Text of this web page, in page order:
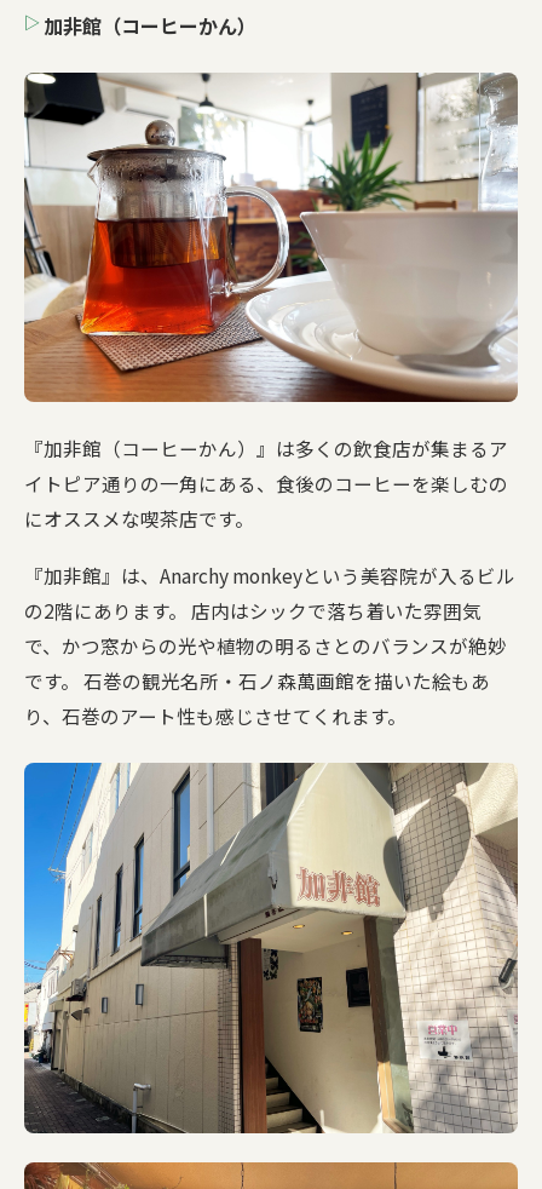
加非館（コーヒーかん）
『加非館（コーヒーかん）』は多くの飲食店が集まるア
イトピア通りの一角にある、食後のコーヒーを楽しむの
にオススメな喫茶店です。
『加非館』は、Anarchy monkeyという美容院が入るビル
の2階にあります。 店内はシックで落ち着いた雰囲気
で、かつ窓からの光や植物の明るさとのバランスが絶妙
です。 石巻の観光名所・石ノ森萬画館を描いた絵もあ
り、石巻のアート性も感じさせてくれます。